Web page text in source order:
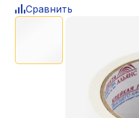
Сравнить